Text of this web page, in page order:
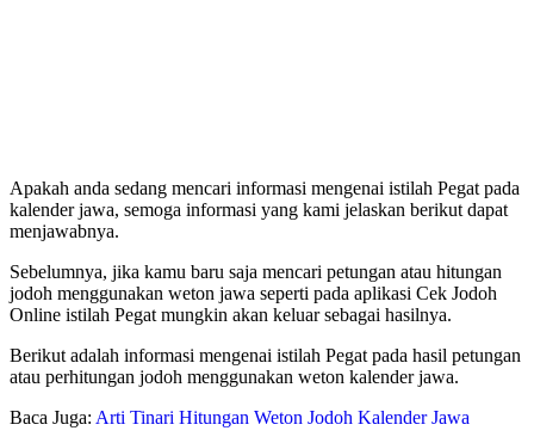
Apakah anda sedang mencari informasi mengenai istilah Pegat pada
kalender jawa, semoga informasi yang kami jelaskan berikut dapat
menjawabnya.
Sebelumnya, jika kamu baru saja mencari petungan atau hitungan
jodoh menggunakan weton jawa seperti pada aplikasi Cek Jodoh
Online istilah Pegat mungkin akan keluar sebagai hasilnya.
Berikut adalah informasi mengenai istilah Pegat pada hasil petungan
atau perhitungan jodoh menggunakan weton kalender jawa.
Baca Juga: Arti Tinari Hitungan Weton Jodoh Kalender Jawa